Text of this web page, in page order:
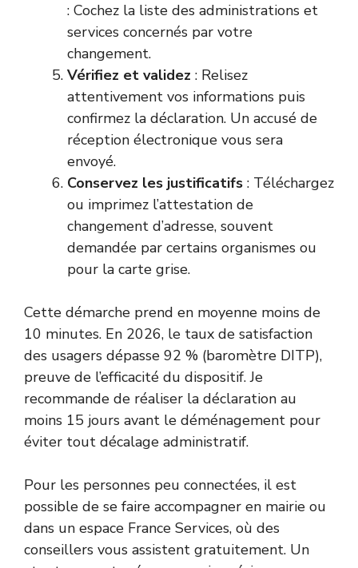
: Cochez la liste des administrations et
services concernés par votre
changement.
Vérifiez et validez : Relisez
attentivement vos informations puis
confirmez la déclaration. Un accusé de
réception électronique vous sera
envoyé.
Conservez les justificatifs : Téléchargez
ou imprimez l’attestation de
changement d’adresse, souvent
demandée par certains organismes ou
pour la carte grise.
Cette démarche prend en moyenne moins de
10 minutes. En 2026, le taux de satisfaction
des usagers dépasse 92 % (baromètre DITP),
preuve de l’efficacité du dispositif. Je
recommande de réaliser la déclaration au
moins 15 jours avant le déménagement pour
éviter tout décalage administratif.
Pour les personnes peu connectées, il est
possible de se faire accompagner en mairie ou
dans un espace France Services, où des
conseillers vous assistent gratuitement. Un